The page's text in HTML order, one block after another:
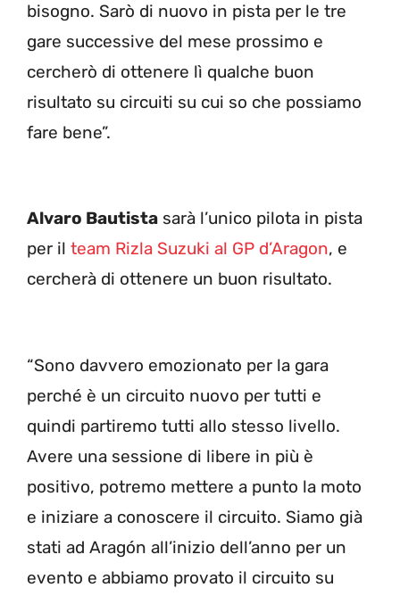
bisogno. Sarò di nuovo in pista per le tre
gare successive del mese prossimo e
cercherò di ottenere lì qualche buon
risultato su circuiti su cui so che possiamo
fare bene”.
Alvaro Bautista sarà l’unico pilota in pista
per il team Rizla Suzuki al GP d’Aragon, e
cercherà di ottenere un buon risultato.
“Sono davvero emozionato per la gara
perché è un circuito nuovo per tutti e
quindi partiremo tutti allo stesso livello.
Avere una sessione di libere in più è
positivo, potremo mettere a punto la moto
e iniziare a conoscere il circuito. Siamo già
stati ad Aragón all’inizio dell’anno per un
evento e abbiamo provato il circuito su